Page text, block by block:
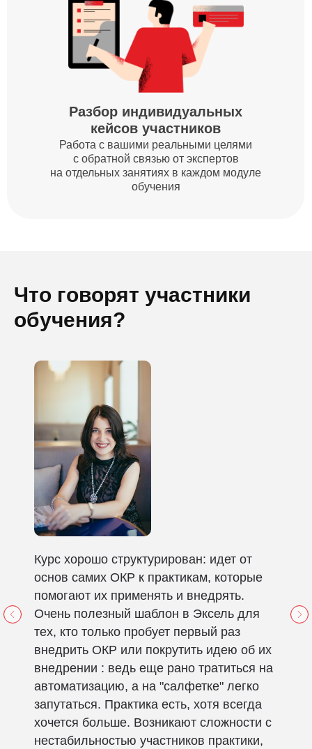
Что говорят участники
обучения?
Курс хорошо структурирован: идет от
основ самих ОКР к практикам, которые
помогают их применять и внедрять.
Очень полезный шаблон в Эксель для
тех, кто только пробует первый раз
внедрить ОКР или покрутить идею об их
внедрении : ведь еще рано тратиться на
автоматизацию, а на "салфетке" легко
запутаться. Практика есть, хотя всегда
хочется больше. Возникают сложности с
нестабильностью участников практики,